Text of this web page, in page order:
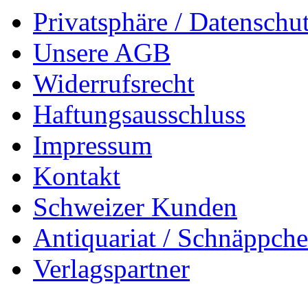
Privatsphäre /
Unsere AGB
Widerrufsrecht
Haftungsausschluss
Impressum
Kontakt
Schweizer Kunden
Antiquariat /
Verlagspartner